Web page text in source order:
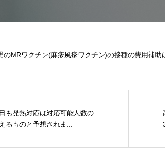
のMRワクチン(麻疹風疹ワクチン)の接種の費用補助
も発熱対応は対応可能人数の
るものと予想されま...